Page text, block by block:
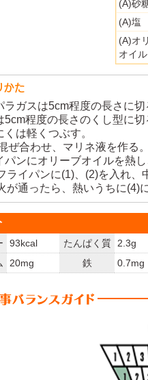
(A)砂
(A)塩
(A)オ
オイル
ラガスは5cm程度の長さに切
5cm程度の長さのくし型に切
くは軽くつぶす。
ぜ合わせ、マリネ液を作る。
パンにオリーブオイルを熱
ライパンに(1)、(2)を入れ、
が通ったら、熱いうちに(4)
93kcal たんぱく質 2.3g
20mg 鉄 0.7mg